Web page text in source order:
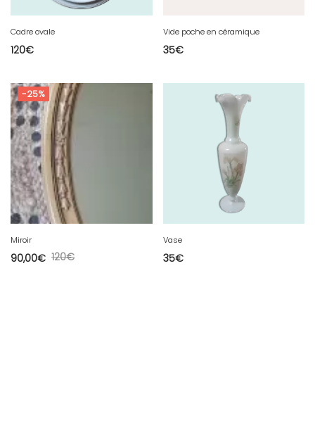
Cadre ovale
120€
Vide poche en céramique
35€
-25%
Miroir
120€
90,00€
Vase
35€